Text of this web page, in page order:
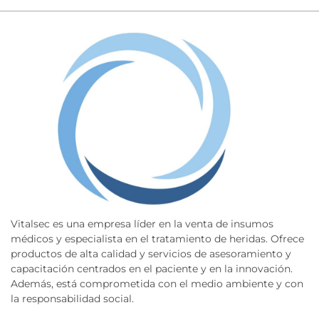
Vitalsec es una empresa líder en la venta de insumos
médicos y especialista en el tratamiento de heridas. Ofrece
productos de alta calidad y servicios de asesoramiento y
capacitación centrados en el paciente y en la innovación.
Además, está comprometida con el medio ambiente y con
la responsabilidad social.